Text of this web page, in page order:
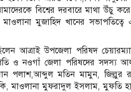
বিশ্বের দরবারে মাথা উঁচু
মাওলানা মুজাহিদ খানের
আত্রাই উপজেলা পরিষদ
ও নওগাঁ জেলা পরিষদের সদস্য
পলাশ,আব্দুল মতিন মামুন, জিল্লুর
মাওলানা মুফরাদুল ইসলাম, মুফতি